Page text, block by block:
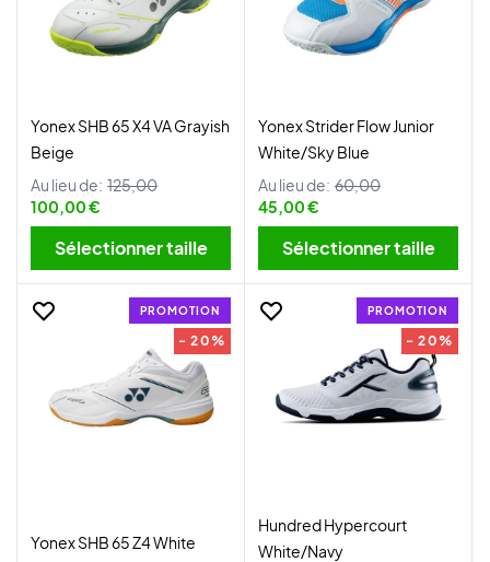
Yonex SHB 65 X4 VA Grayish
Beige
Au lieu de: 125,00
100,00 €
Sélectionner taille
Yonex Strider Flow Junior
White/Sky Blue
Au lieu de: 60,00
45,00 €
Sélectionner taille
PROMOTION
- 20%
Yonex SHB 65 Z4 White
PROMOTION
- 20%
Hundred Hypercourt
White/Navy